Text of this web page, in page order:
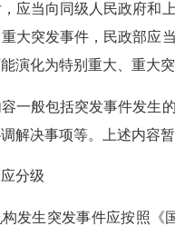
应当向同级人民政府和
大突发事件，民政部应
演化为特别重大、重大
般包括突发事件发生的
解决事项等。上述内容
分级
生突发事件应按照《国